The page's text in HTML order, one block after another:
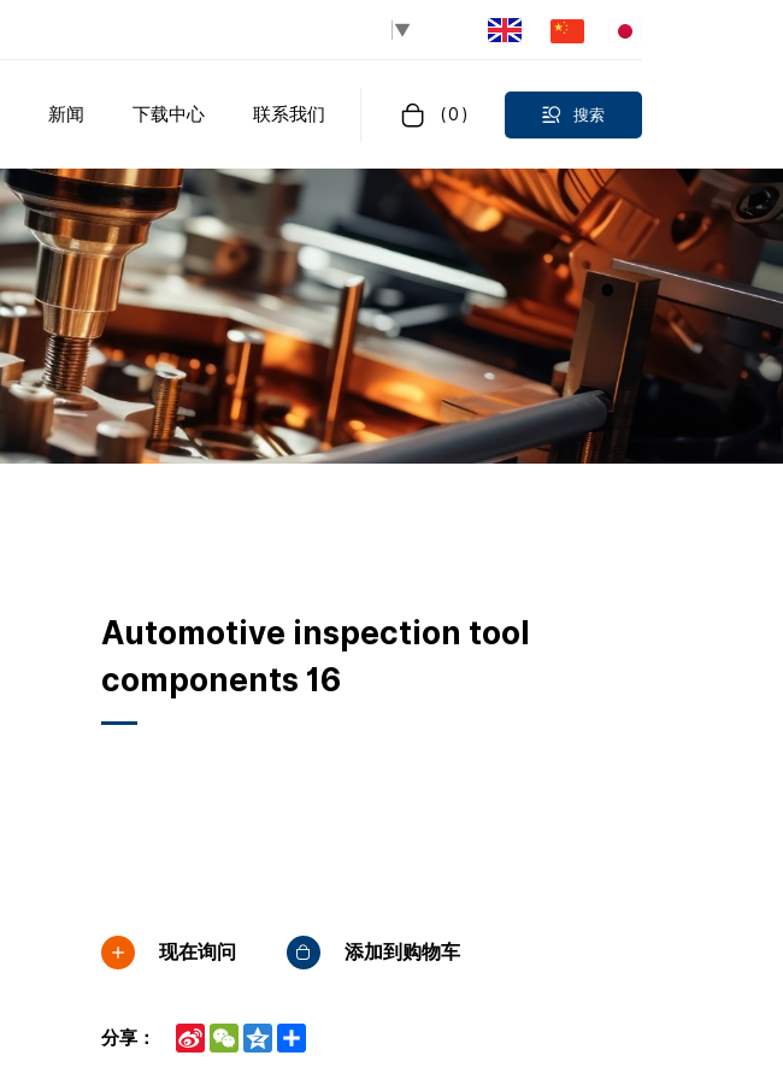
新闻 下载中心 联系我们
▼
(0 ) 搜索
Automotive inspection tool
components 16
现在询问 添加到购物车
分享：
Sina
Weibo
WeChatQzone